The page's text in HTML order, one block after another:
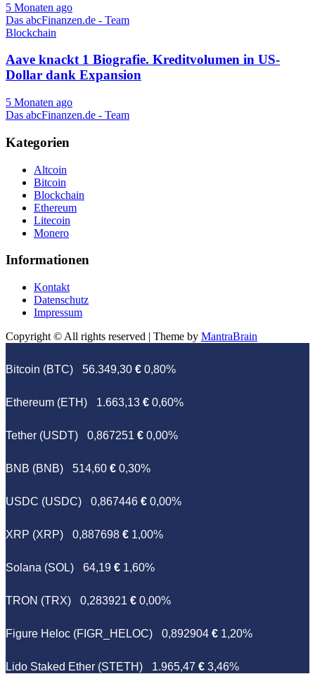
5 Monaten ago
Das abcFinanzen.de - Team
Blockchain
Aave knackt 1 Biografie. Kreditvolumen in US-
Dollar dank Expansion
5 Monaten ago
Das abcFinanzen.de - Team
Kategorien
Altcoin
Bitcoin
Blockchain
Ethereum
Litecoin
Monero
Informationen
Kontakt
Datenschutz
Impressum
Copyright © All rights reserved | Theme by MantraBrain
Bitcoin (BTC) 56.349,30 € 0,80%
Ethereum (ETH) 1.663,13 € 0,60%
Tether (USDT) 0,867251 € 0,00%
BNB (BNB) 514,60 € 0,30%
USDC (USDC) 0,867446 € 0,00%
XRP (XRP) 0,887698 € 1,00%
Solana (SOL) 64,19 € 1,60%
TRON (TRX) 0,283921 € 0,00%
Figure Heloc (FIGR_HELOC) 0,892904 € 1,20%
Lido Staked Ether (STETH) 1.965,47 € 3,46%